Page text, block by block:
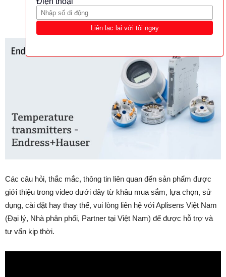
Các câu hỏi, thắc mắc, thông tin liên quan đến sản phẩm được
giới thiệu trong video dưới đây từ khâu mua sắm, lựa chọn, sử
dụng, cài đặt hay thay thế, vui lòng liên hệ với Aplisens Việt Nam
(Đại lý, Nhà phân phối, Partner tại Việt Nam) để được hỗ trợ và
tư vấn kịp thời.